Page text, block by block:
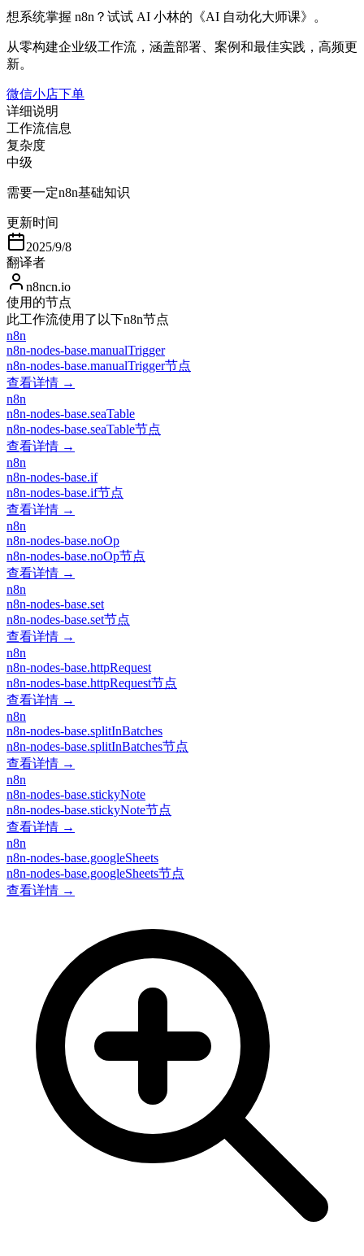
想系统掌握 n8n？试试 AI 小林的《AI 自动化大师课》。
从零构建企业级工作流，涵盖部署、案例和最佳实践，高频更
新。
微信小店下单
详细说明
工作流信息
复杂度
中级
需要一定n8n基础知识
更新时间
2025/9/8
翻译者
n8ncn.io
使用的节点
此工作流使用了以下n8n节点
n8n
n8n-nodes-base.manualTrigger
n8n-nodes-base.manualTrigger节点
查看详情 →
n8n
n8n-nodes-base.seaTable
n8n-nodes-base.seaTable节点
查看详情 →
n8n
n8n-nodes-base.if
n8n-nodes-base.if节点
查看详情 →
n8n
n8n-nodes-base.noOp
n8n-nodes-base.noOp节点
查看详情 →
n8n
n8n-nodes-base.set
n8n-nodes-base.set节点
查看详情 →
n8n
n8n-nodes-base.httpRequest
n8n-nodes-base.httpRequest节点
查看详情 →
n8n
n8n-nodes-base.splitInBatches
n8n-nodes-base.splitInBatches节点
查看详情 →
n8n
n8n-nodes-base.stickyNote
n8n-nodes-base.stickyNote节点
查看详情 →
n8n
n8n-nodes-base.googleSheets
n8n-nodes-base.googleSheets节点
查看详情 →